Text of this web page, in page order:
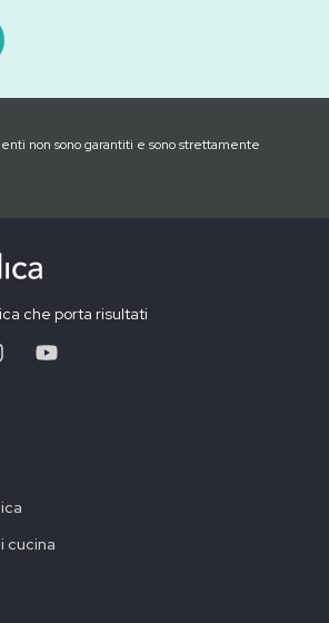
non sono garantiti e sono strettamente
che porta risultati
cucina